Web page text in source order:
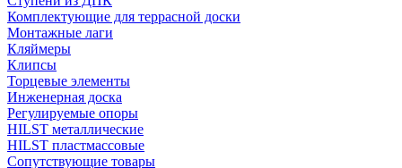
Комплектующие для террасной доски
Монтажные лаги
Кляймеры
Клипсы
Торцевые элементы
Инженерная доска
Регулируемые опоры
HILST металлические
HILST пластмассовые
Сопутствующие товары